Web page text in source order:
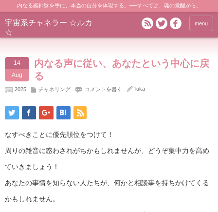
内なる羅針盤を手に、本当の自分を体現する。──すべては、魂の覚醒から。
宇宙系チャネラー ☆ルカ
☆
menu
14
Aug
内なる声に従い、あなたという中心に戻
る
2025 チャネリング コメントを書く luka
なすべきことに優先順位をつけて！
周りの雑音に惑わされがちかもしれませんが、どうぞ集中力を高め
ていきましょう！
あなたの事情を知らない人たちが、何かと相談事を持ちかけてくる
かもしれません。